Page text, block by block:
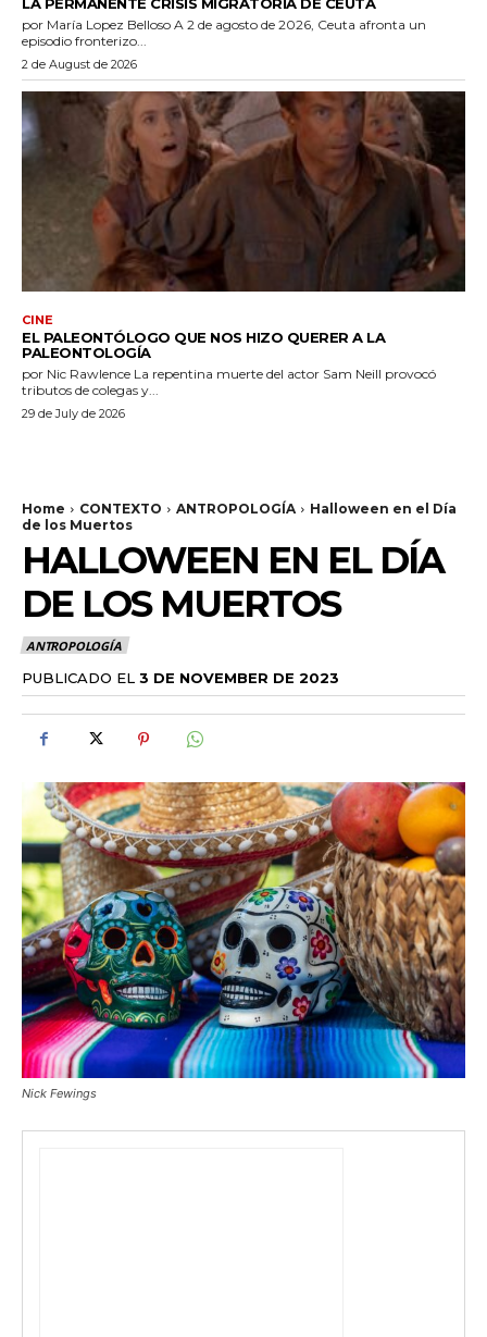
por María Lopez Belloso A 2 de agosto de 2026, Ceuta afronta un
episodio fronterizo...
2 de August de 2026
CINE
EL PALEONTÓLOGO QUE NOS HIZO QUERER A LA
PALEONTOLOGÍA
por Nic Rawlence La repentina muerte del actor Sam Neill provocó
tributos de colegas y...
29 de July de 2026